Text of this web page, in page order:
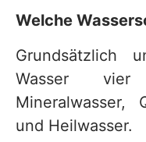
Welche
Grundsätzlich
Wasser vier
Mineralwasser,
und Heilwasser.